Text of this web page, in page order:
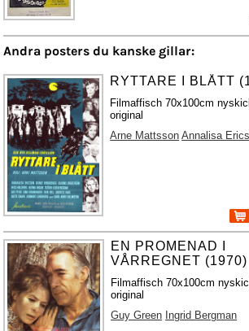
Andra posters du kanske gillar:
RYTTARE I BLÅTT
Filmaffisch 70x100cm
original
Arne Mattsson Annalisa
EN PROMENAD I
VÅRREGNET (1970)
Filmaffisch 70x100cm
original
Guy Green Ingrid Bergman